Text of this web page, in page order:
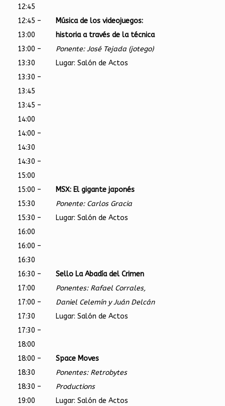
12:45
12:45 –
13:00
Música de los videojuegos:
historia a través de la técnica
Ponente: José Tejada (jotego)
Lugar: Salón de Actos
13:00 –
13:30
13:30 –
13:45
13:45 –
14:00
14:00 –
14:30
14:30 –
15:00
15:00 –
15:30
MSX: El gigante japonés
Ponente: Carlos Gracia
Lugar: Salón de Actos
15:30 –
16:00
16:00 –
16:30
16:30 –
17:00
Sello La Abadía del Crimen
Ponentes: Rafael Corrales,
Daniel Celemín y Juán Delcán
Lugar: Salón de Actos
17:00 –
17:30
17:30 –
18:00
18:00 –
18:30
Space Moves
Ponentes: Retrobytes
Productions
Lugar: Salón de Actos
18:30 –
19:00